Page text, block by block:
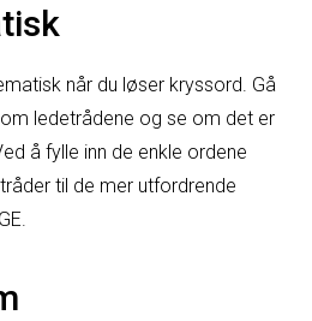
når du løser kryssord. Gå
ledetrådene og se om det er
å fylle inn de enkle ordene
til de mer utfordrende